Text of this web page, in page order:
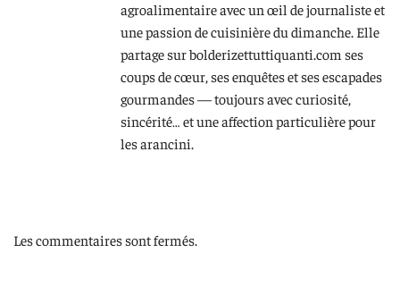
agroalimentaire avec un œil de journaliste et
une passion de cuisinière du dimanche. Elle
partage sur bolderizettuttiquanti.com ses
coups de cœur, ses enquêtes et ses escapades
gourmandes — toujours avec curiosité,
sincérité… et une affection particulière pour
les arancini.
Les commentaires sont fermés.